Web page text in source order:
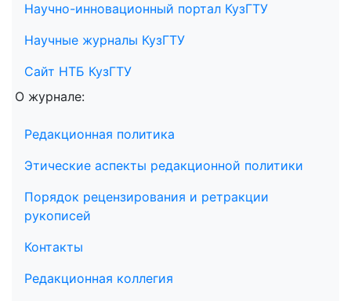
Научно-инновационный портал КузГТУ
Научные журналы КузГТУ
Сайт НТБ КузГТУ
О журнале:
Редакционная политика
Этические аспекты редакционной политики
Порядок рецензирования и ретракции
рукописей
Контакты
Редакционная коллегия